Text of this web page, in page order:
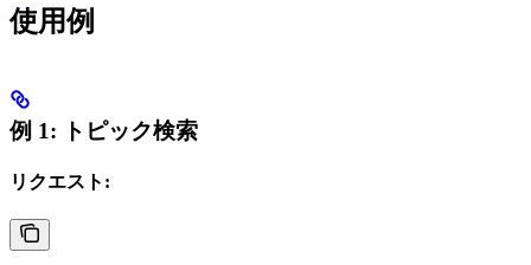
使用例
例 1: トピック検索
リクエスト: